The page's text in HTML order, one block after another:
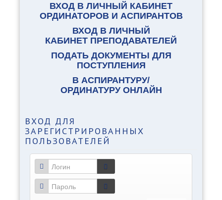
ВХОД В ЛИЧНЫЙ КАБИНЕТ
ОРДИНАТОРОВ И АСПИРАНТОВ
ВХОД В ЛИЧНЫЙ
КАБИНЕТ ПРЕПОДАВАТЕЛЕЙ
ПОДАТЬ ДОКУМЕНТЫ ДЛЯ
ПОСТУПЛЕНИЯ
В АСПИРАНТУРУ/
ОРДИНАТУРУ ОНЛАЙН
ВХОД ДЛЯ
ЗАРЕГИСТРИРОВАННЫХ
ПОЛЬЗОВАТЕЛЕЙ